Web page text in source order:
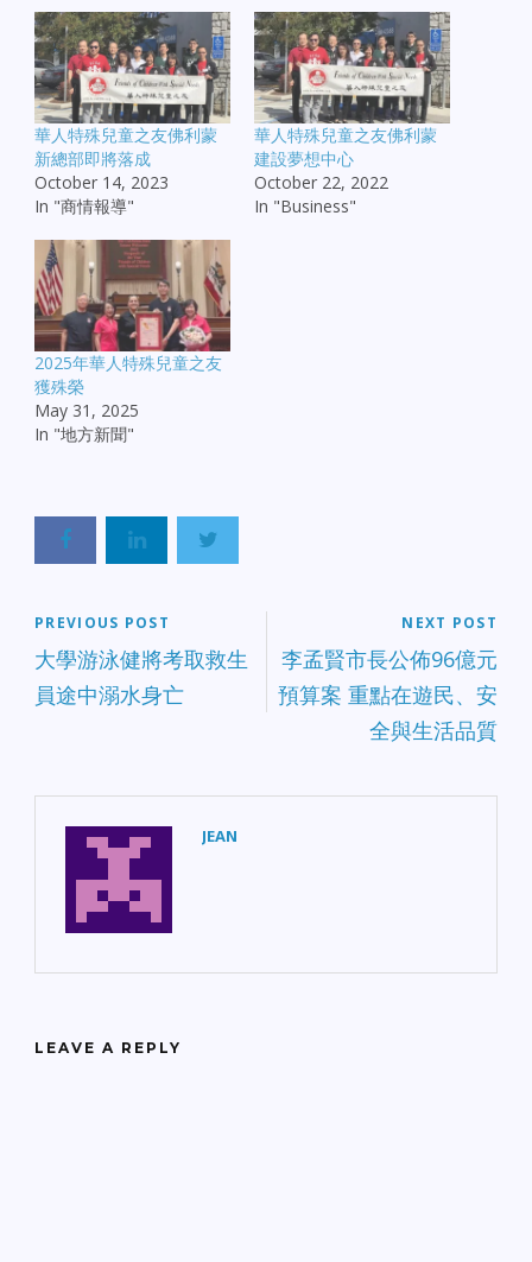
華人特殊兒童之友佛利蒙
新總部即將落成
October 14, 2023
In "商情報導"
華人特殊兒童之友佛利蒙
建設夢想中心
October 22, 2022
In "Business"
2025年華人特殊兒童之友
獲殊榮
May 31, 2025
In "地方新聞"
PREVIOUS POST
大學游泳健將考取救生
員途中溺水身亡
NEXT POST
李孟賢市長公佈96億元
預算案 重點在遊民、安
全與生活品質
JEAN
LEAVE A REPLY